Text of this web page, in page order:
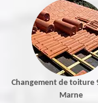
Changement de toiture
Marne